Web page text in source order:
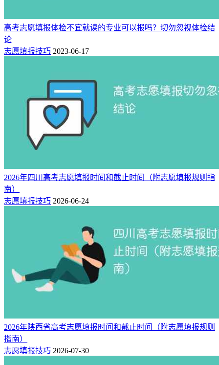
高考志愿填报体检不宜就读的专业可以报吗？切勿忽视体检结
论
志愿填报技巧 2023-06-17
2026年四川高考志愿填报时间和截止时间（附志愿填报规则指
南）
志愿填报技巧 2026-06-24
2026年陕西省高考志愿填报时间和截止时间（附志愿填报规则
指南）
志愿填报技巧 2026-07-30